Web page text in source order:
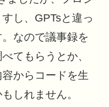
し、GPTsと違っ
なので議事録を
てもらうとか、
からコードを生
しれません。